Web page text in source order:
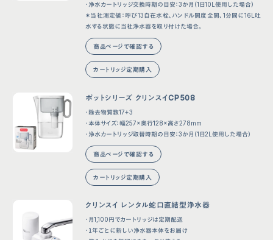
・浄水カートリッジ交換時期の目安：3か月（1日10L使用した場合）
＊当社測定値：呼び13自在水栓、ハンドル開度全開、1分間に16L吐
水する状態に当社浄水器を取り付けた場合。
商品ページで確認する
カートリッジ定期購入
ポットシリーズ クリンスイCP508
・除去物質数17＋3
・本体サイズ：幅257×奥行128×高さ278mm
・浄水カートリッジ取替時期の目安：3か月（1日2L使用した場合）
商品ページで確認する
カートリッジ定期購入
クリンスイ レンタル蛇口直結型浄水器
・月1,100円でカートリッジは定期配送
・１年ごとに新しい浄水器本体をお届け